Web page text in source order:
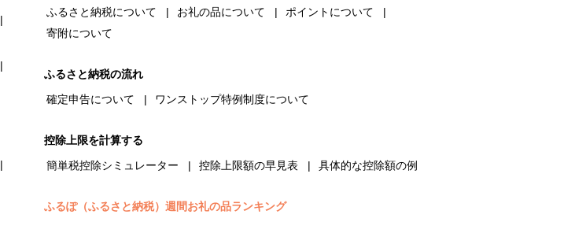
ふるさと納税について
お礼の品について
ポイントについて
寄附について
ふるさと納税の流れ
確定申告について
ワンストップ特例制度について
控除上限を計算する
簡単税控除シミュレーター
控除上限額の早見表 具体的な控除額の例
ふるぽ（ふるさと納税）週間お礼の品ランキング